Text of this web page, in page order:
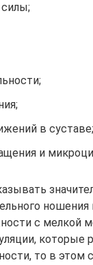
в суставе;
и
ношения
с мелкой
которые
то в этом